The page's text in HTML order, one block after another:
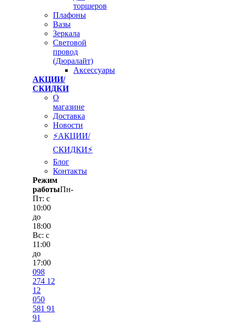
торшеров
Плафоны
Вазы
Зеркала
Световой
провод
(Дюралайт)
Аксессуары
АКЦИИ/
СКИДКИ
О
магазине
Доставка
Новости
⚡АКЦИИ/
СКИДКИ⚡
Блог
Контакты
Режим
работыПн-
Пт: с
10:00
до
18:00
Вс: с
11:00
до
17:00
098
274 12
12
050
581 91
91